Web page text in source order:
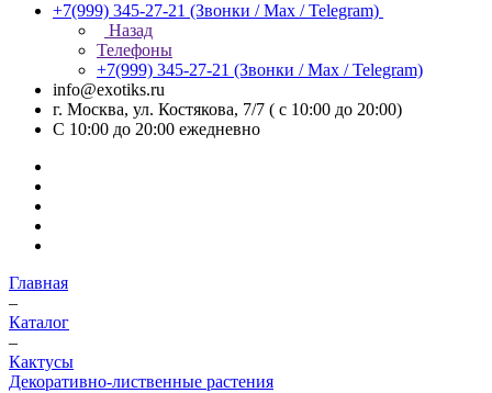
+7(999) 345-27-21 (Звонки / Max / Telegram)
Назад
Телефоны
+7(999) 345-27-21 (Звонки / Max / Telegram)
info@exotiks.ru
г. Москва, ул. Костякова, 7/7 ( с 10:00 до 20:00)
С 10:00 до 20:00 ежедневно
Главная
–
Каталог
–
Кактусы
Декоративно-лиственные растения